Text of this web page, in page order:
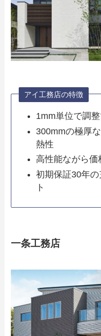
アイ工務店の特徴
1mm単位で調
300mmの極厚
熱性
高性能ながら価
初期保証30年
ト
一条工務店